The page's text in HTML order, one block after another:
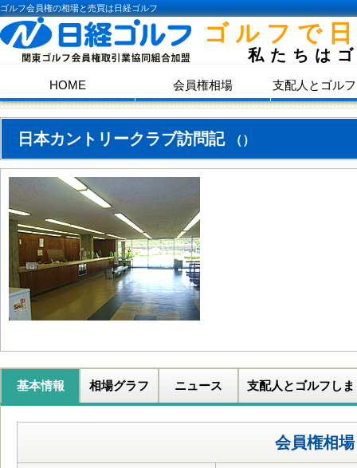
ゴルフ会員権の相場と売買は日経ゴルフ
ゴルフで
私たちは
HOME 会員権相場 支配人とゴル
日本カントリークラブ訪問記 （）
基本情報 相場グラフ ニュース 支配人とゴルフしま
会員権相場